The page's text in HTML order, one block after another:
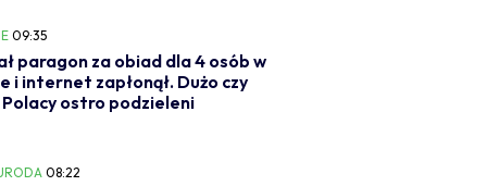
09:35
paragon za obiad dla 4 osób w
i internet zapłonął. Dużo czy
Polacy ostro podzieleni
08:22